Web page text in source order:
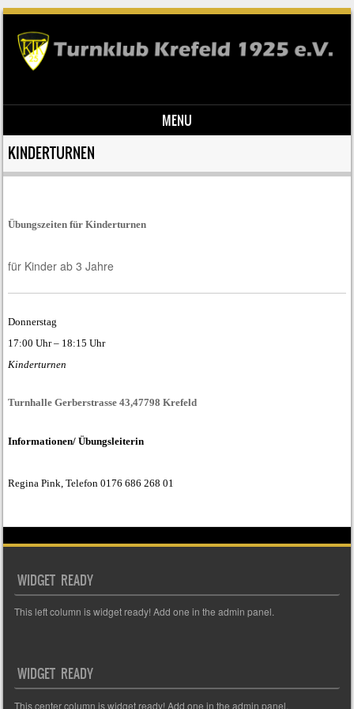
MENU
Skip to content
KINDERTURNEN
Übungszeiten für Kinderturnen
für Kinder ab 3 Jahre
Donnerstag
17:00 Uhr – 18:15 Uhr
Kinderturnen
Turnhalle Gerberstrasse 43,47798 Krefeld
Informationen/ Übungsleiterin
Regina Pink, Telefon 0176 686 268 01
WIDGET READY
This left column is widget ready! Add one in the admin panel.
WIDGET READY
This center column is widget ready! Add one in the admin panel.